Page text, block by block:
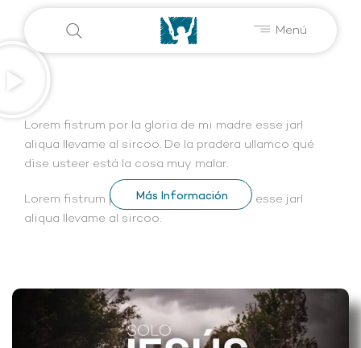
Menú
Lorem fistrum por la gloria de mi madre esse jarl
aliqua llevame al sircoo. De la pradera ullamco qué
dise usteer está la cosa muy malar.
Lorem fistrum por la gloria de mi madre esse jarl
aliqua llevame al sircoo.
Más Información